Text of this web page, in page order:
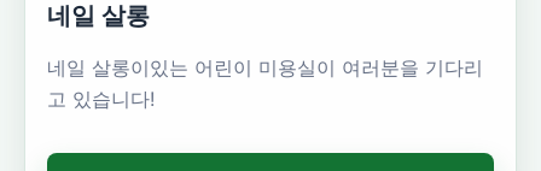
네일 살롱
네일 살롱이있는 어린이 미용실이 여러분을 기다리
고 있습니다!